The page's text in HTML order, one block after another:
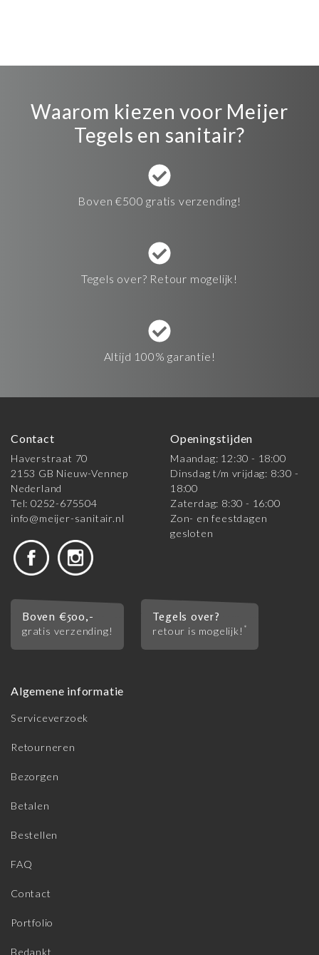
Waarom kiezen voor Meijer
Tegels en sanitair?
Boven €500 gratis verzending!
Tegels over? Retour mogelijk!
Altijd 100% garantie!
Contact
Haverstraat 70
2153 GB Nieuw-Vennep
Nederland
Tel: 0252-675504
info@meijer-sanitair.nl
Openingstijden
Maandag: 12:30 - 18:00
Dinsdag t/m vrijdag: 8:30 -
18:00
Zaterdag: 8:30 - 16:00
Zon- en feestdagen
gesloten
Boven €500,-
gratis verzending!
Tegels over?
retour is mogelijk! *
Algemene informatie
Serviceverzoek
Retourneren
Bezorgen
Betalen
Bestellen
FAQ
Contact
Portfolio
Bedankt